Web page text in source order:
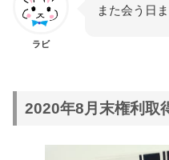
ラビ
また会う日
2020年8月末権利取